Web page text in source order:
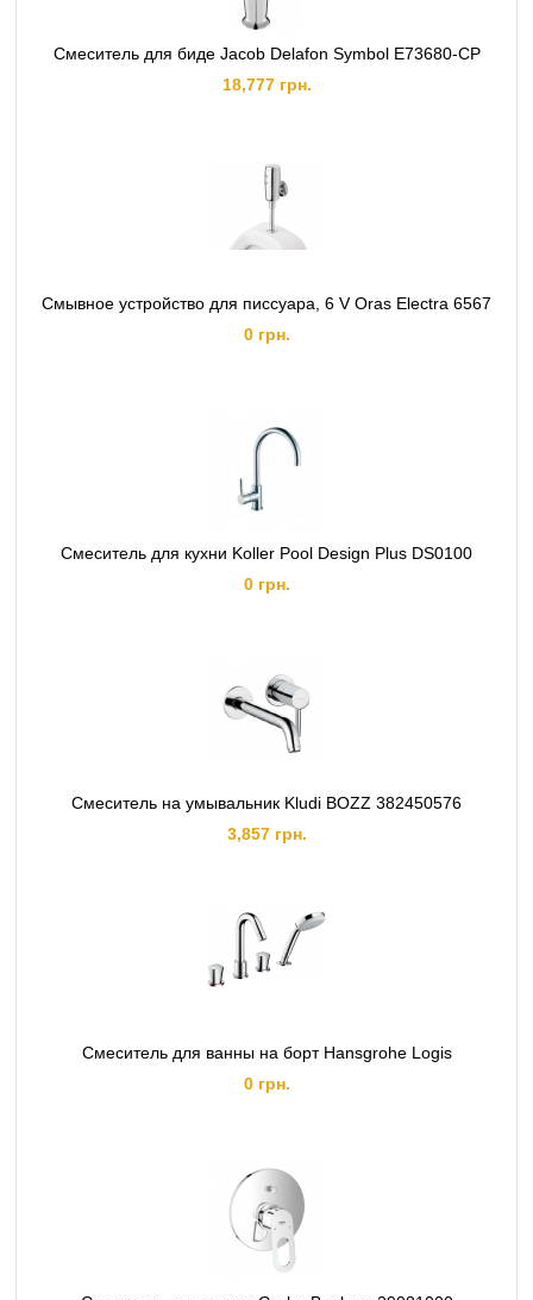
Смеситель для биде Jacob Delafon Symbol E73680-CP
18,777 грн.
Смывное устройство для писсуара, 6 V Oras Electra 6567
0 грн.
Смеситель для кухни Koller Pool Design Plus DS0100
0 грн.
Смеситель на умывальник Kludi BOZZ 382450576
3,857 грн.
Смеситель для ванны на борт Hansgrohe Logis
0 грн.